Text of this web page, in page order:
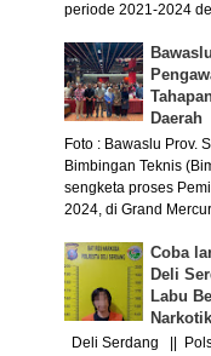
periode 2021-2024
Daerah
Foto : Bawaslu Prov.
Bimbingan Teknis
sengketa proses
2024, di Grand
Coba
Deli
Labu
Deli Serdang ||